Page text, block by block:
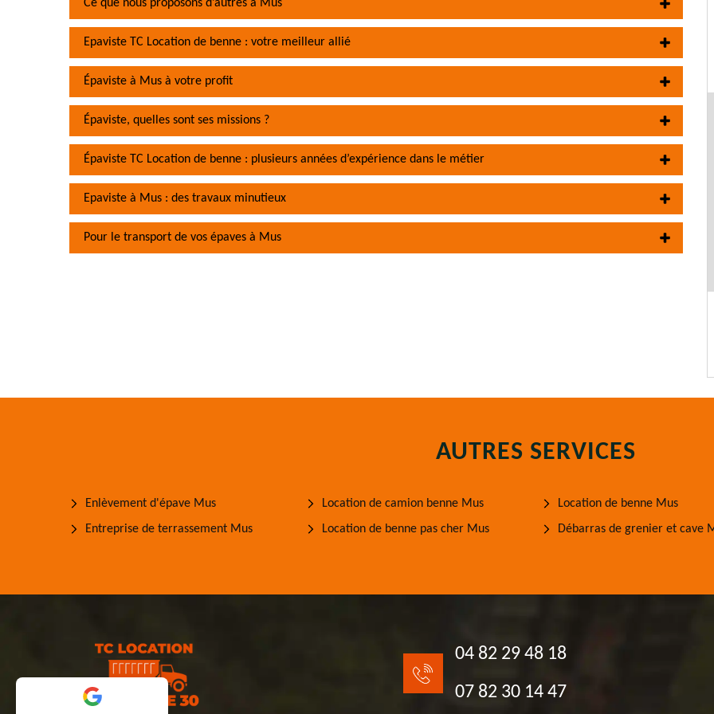
Ce que nous proposons d’autres à Mus
Epaviste TC Location de benne : votre meilleur allié
Épaviste à Mus à votre profit
Épaviste, quelles sont ses missions ?
Épaviste TC Location de benne : plusieurs années d’expérience dans le métier
Epaviste à Mus : des travaux minutieux
Pour le transport de vos épaves à Mus
AUTRES SERVICES
Enlèvement d'épave Mus
Entreprise de terrassement Mus
Location de camion benne Mus
Location de benne pas cher Mus
Location de benne Mus
Débarras de grenier et cave
04 82 29 48 18
07 82 30 14 47